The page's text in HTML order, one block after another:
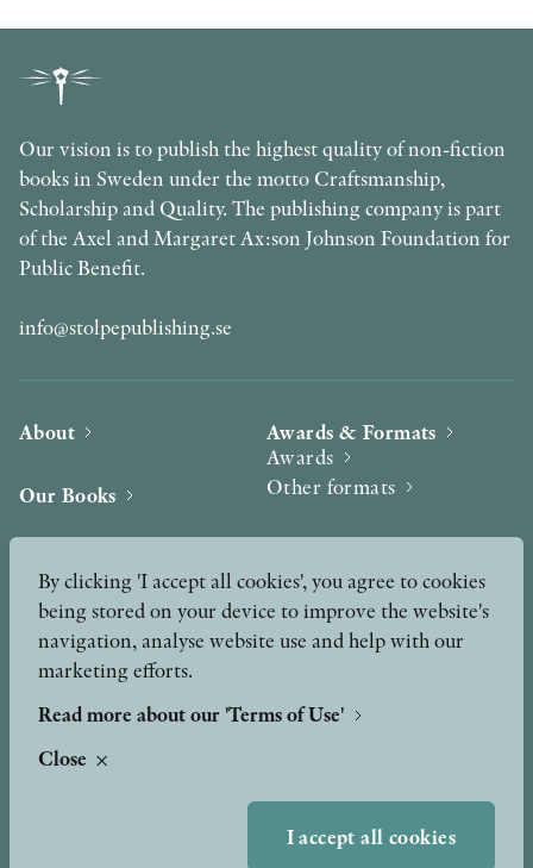
Our vision is to publish the highest quality of non-fiction
books in Sweden under the motto Craftsmanship,
Scholarship and Quality. The publishing company is part
of the Axel and Margaret Ax:son Johnson Foundation for
Public Benefit.
info@stolpepublishing.se
About
Our Books
News
Podcast & Video
Awards & Formats
Awards
Other formats
Press
Peer Review process
By clicking 'I accept all cookies', you agree to cookies
being stored on your device to improve the website's
navigation, analyse website use and help with our
marketing efforts.
Read more about our 'Terms of Use'
Close
I accept all cookies